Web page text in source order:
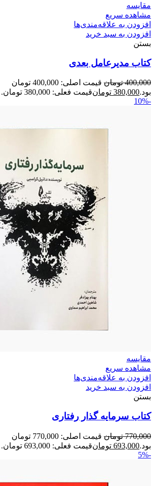
مقایسه
مشاهده سریع
افزودن به علاقه‌مندی‌ها
افزودن به سبد خرید
بستن
کتاب مدیرعامل بعدی
400,000 تومان
قیمت اصلی: 400,000 تومان
بود.380,000 تومانقیمت فعلی: 380,000 تومان.
-10%
مقایسه
مشاهده سریع
افزودن به علاقه‌مندی‌ها
افزودن به سبد خرید
بستن
کتاب سرمایه گذار رفتاری
770,000 تومان
قیمت اصلی: 770,000 تومان
بود.693,000 تومانقیمت فعلی: 693,000 تومان.
-5%